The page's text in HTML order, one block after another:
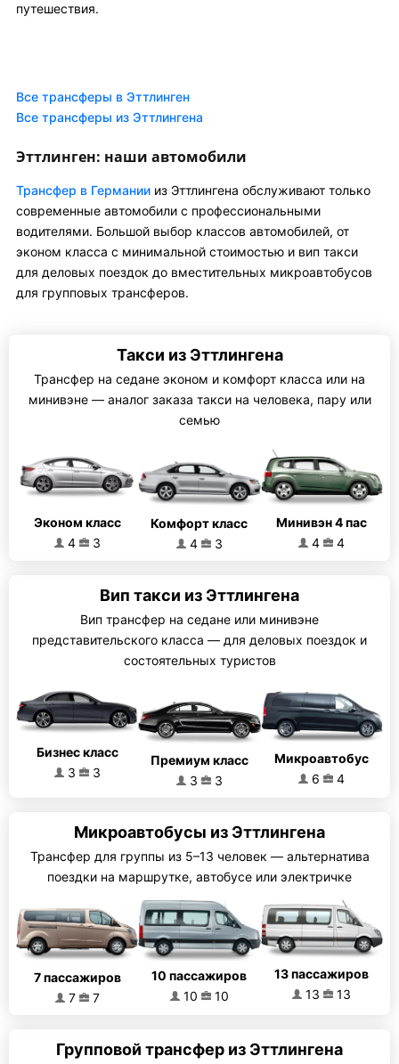
путешествия.
Все трансферы в Эттлинген
Все трансферы из Эттлингена
Эттлинген: наши автомобили
Трансфер в Германии из Эттлингена обслуживают только
современные автомобили с профессиональными
водителями. Большой выбор классов автомобилей, от
эконом класса с минимальной стоимостью и вип такси
для деловых поездок до вместительных микроавтобусов
для групповых трансферов.
Такси из Эттлингена
Трансфер на седане эконом и комфорт класса или на
минивэне — аналог заказа такси на человека, пару или
семью
Эконом класс
4
3
Комфорт класс
4
3
Минивэн 4 пас
4
4
Вип такси из Эттлингена
Вип трансфер на седане или минивэне
представительского класса — для деловых поездок и
состоятельных туристов
Бизнес класс
3
3
Премиум класс
3
3
Микроавтобус
6
4
Микроавтобусы из Эттлингена
Трансфер для группы из 5–13 человек — альтернатива
поездки на маршрутке, автобусе или электричке
7 пассажиров
7
7
10 пассажиров
10
10
13 пассажиров
13
13
Групповой трансфер из Эттлингена